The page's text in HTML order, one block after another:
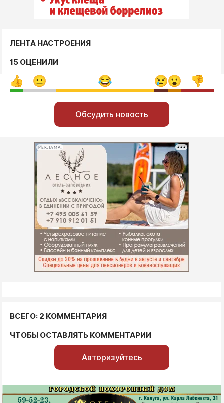
ЛЕНТА НАСТРОЕНИЯ
15 ОЦЕНИЛИ
Обсудить новость
РЕКЛАМА
ВСЕГО: 2 КОММЕНТАРИЯ
ЧТОБЫ ОСТАВЛЯТЬ КОММЕНТАРИИ
Авторизуйтесь